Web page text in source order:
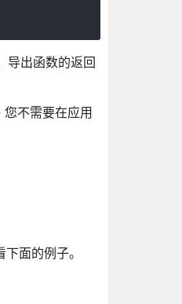
导出函数的返回
不需要在应用
面的例子。